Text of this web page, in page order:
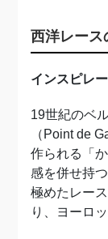
西洋レース
インスピレ
19世紀のベ
（Point de
作られる「
感を併せ持
極めたレー
り、ヨーロ